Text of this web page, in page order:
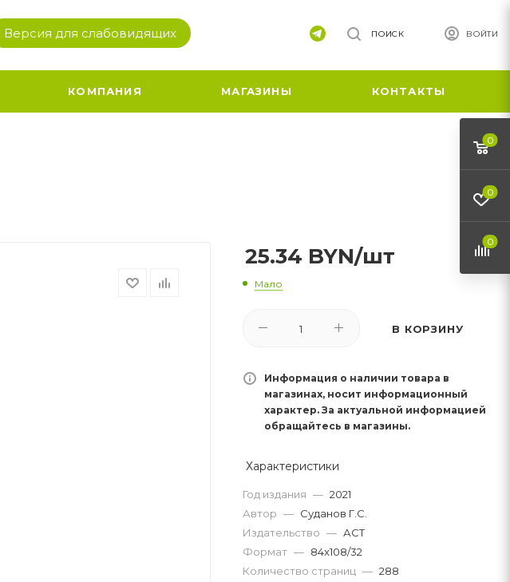
Версия для слабовидящих ВОЙТИ
ПОИСК
КОМПАНИЯ МАГАЗИНЫ КОНТАКТЫ
25.34 BYN/шт
Мало
В КОРЗИНУ
Информация о наличии товара в
магазинах, носит информационный
характер. За актуальной информацией
обращайтесь в магазины.
Характеристики
Год издания — 2021
Автор — Суданов Г.С.
Издательство — АСТ
Формат — 84x108/32
Количество страниц — 288
0
0
0